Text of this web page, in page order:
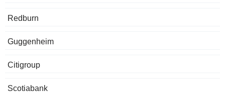
Redburn
Guggenheim
Citigroup
Scotiabank